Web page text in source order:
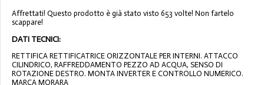
Affrettati! Questo prodotto è già stato visto 653 volte! Non fartelo
scappare!
DATI TECNICI:
RETTIFICA RETTIFICATRICE ORIZZONTALE PER INTERNI. ATTACCO
CILINDRICO, RAFFREDDAMENTO PEZZO AD ACQUA, SENSO DI
ROTAZIONE DESTRO. MONTA INVERTER E CONTROLLO NUMERICO.
MARCA MORARA